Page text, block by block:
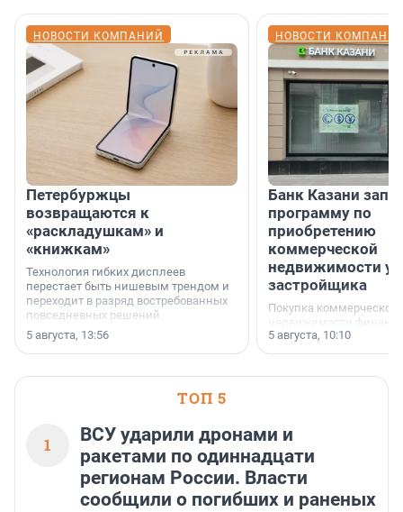
НОВОСТИ КОМПАНИЙ
Петербуржцы
возвращаются к
«раскладушкам» и
«книжкам»
Технология гибких дисплеев
перестает быть нишевым трендом и
переходит в разряд востребованных
повседневных решений.
5 августа, 13:56
НОВОСТИ
Банк Казани
программу по
приобретению
коммерческой
недвижимости у
застройщика
Покупка коммерческой
недвижимости
инструмент,
предпринимателей.
или готовый арендный
5 августа, 10:10
ТОП 5
1
ВСУ ударили дронами и
ракетами по одиннадцати
регионам России. Власти
сообщили о погибших и раненых